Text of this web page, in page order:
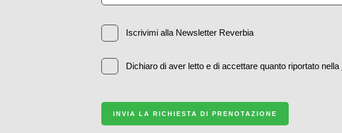
Iscrivimi alla Newsletter Reverbia
Dichiaro di aver letto e di accettare quanto riportato nella
INVIA LA RICHIESTA DI PRENOTAZIONE